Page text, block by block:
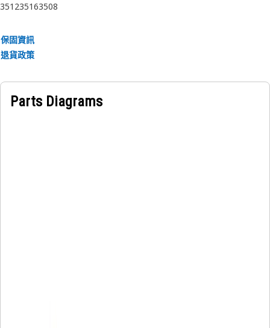
351235163508
保固資訊
退貨政策
Parts Diagrams